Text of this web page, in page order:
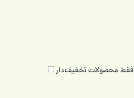
فقط محصولات تخفیف‌دار